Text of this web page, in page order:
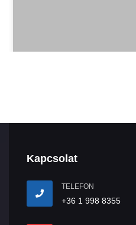
Kapcsolat
TELEFON
+36 1 998 8355